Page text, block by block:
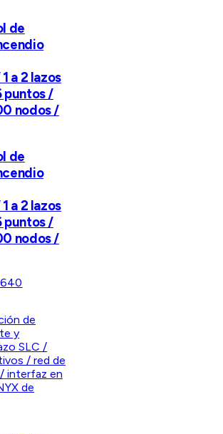
de
a 2 lazos
puntos /
nodos /
de
a 2 lazos
puntos /
nodos /